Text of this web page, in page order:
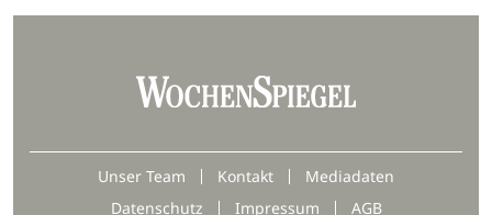
Unser Team Kontakt
Mediadaten
Datenschutz
Impressum AGB